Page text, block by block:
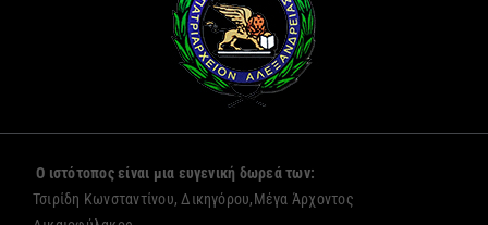
Ο ιστότοπος είναι μια ευγενική δωρεά των:
Τσιρίδη Κωνσταντίνου, Δικηγόρου,Μέγα Άρχοντος